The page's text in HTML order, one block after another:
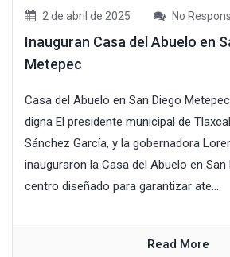
2 de abril de 2025 No
Inauguran Casa del Abuelo en
Metepec
Casa del Abuelo en San Diego
digna El presidente municipal de
Sánchez García, y la gobernadora
inauguraron la Casa del Abuelo en San
centro diseñado para garantizar ate...
Read More